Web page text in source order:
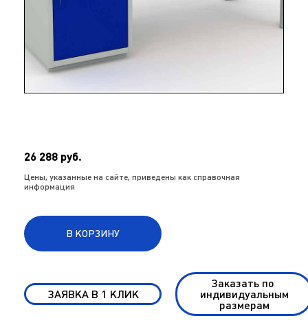
26 288 руб.
Цены, указанные на сайте, приведены как справочная
информация
В КОРЗИНУ
ЗАЯВКА В 1 КЛИК
Заказать по
индивидуальным
размерам